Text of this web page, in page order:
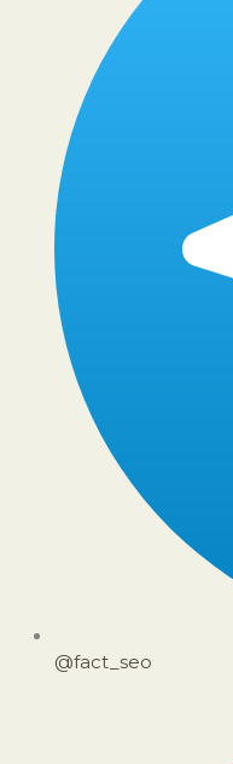
@fact_seo